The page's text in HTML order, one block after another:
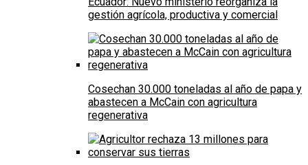
gestión agrícola, productiva y comercial
Cosechan 30.000 toneladas al año de papa y
abastecen a McCain con agricultura
regenerativa